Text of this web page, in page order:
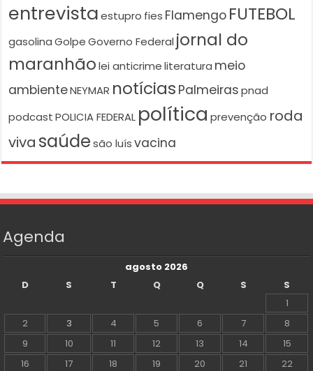
entrevista estupro fies Flamengo FUTEBOL
gasolina Golpe Governo Federal jornal do
maranhão lei anticrime literatura meio
ambienteNEYMAR notícias Palmeiras pnad
podcast POLICIA FEDERAL política prevenção roda
viva saúde são luís vacina
Agenda
agosto 2026
D
S T Q Q S
S
1
2
3 4 5 6 7
8
9
10 11 12 13 14
15
16
17 18 19 20 21
22